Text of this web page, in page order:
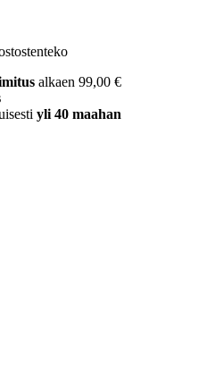
alkaen 99,00 €
yli 40 maahan